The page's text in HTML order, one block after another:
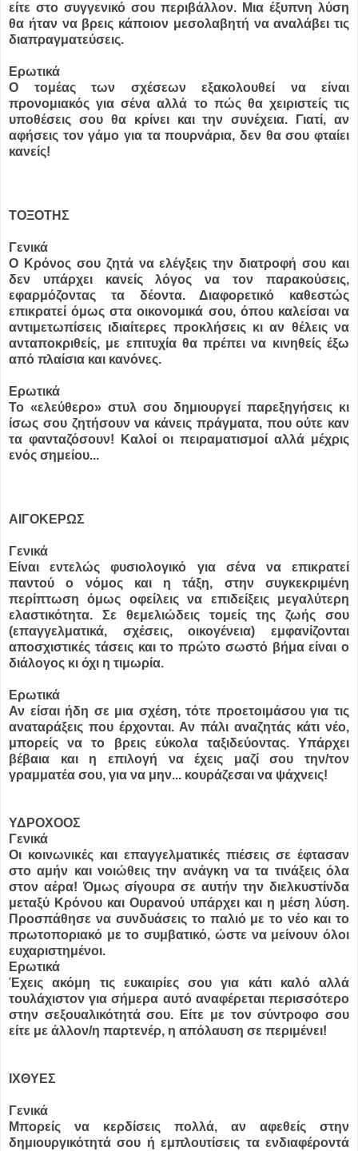
είτε στο συγγενικό σου περιβάλλον. Μια έξυπνη λύση
θα ήταν να βρεις κάποιον μεσολαβητή να αναλάβει τις
διαπραγματεύσεις.
Ερωτικά
Ο τομέας των σχέσεων εξακολουθεί να είναι
προνομιακός για σένα αλλά το πώς θα χειριστείς τις
υποθέσεις σου θα κρίνει και την συνέχεια. Γιατί, αν
αφήσεις τον γάμο για τα πουρνάρια, δεν θα σου φταίει
κανείς!
ΤΟΞΟΤΗΣ
Γενικά
Ο Κρόνος σου ζητά να ελέγξεις την διατροφή σου και
δεν υπάρχει κανείς λόγος να τον παρακούσεις,
εφαρμόζοντας τα δέοντα. Διαφορετικό καθεστώς
επικρατεί όμως στα οικονομικά σου, όπου καλείσαι να
αντιμετωπίσεις ιδιαίτερες προκλήσεις κι αν θέλεις να
ανταποκριθείς, με επιτυχία θα πρέπει να κινηθείς έξω
από πλαίσια και κανόνες.
Ερωτικά
Το «ελεύθερο» στυλ σου δημιουργεί παρεξηγήσεις κι
ίσως σου ζητήσουν να κάνεις πράγματα, που ούτε καν
τα φανταζόσουν! Καλοί οι πειραματισμοί αλλά μέχρις
ενός σημείου...
ΑΙΓΟΚΕΡΩΣ
Γενικά
Είναι εντελώς φυσιολογικό για σένα να επικρατεί
παντού ο νόμος και η τάξη, στην συγκεκριμένη
περίπτωση όμως οφείλεις να επιδείξεις μεγαλύτερη
ελαστικότητα. Σε θεμελιώδεις τομείς της ζωής σου
(επαγγελματικά, σχέσεις, οικογένεια) εμφανίζονται
αποσχιστικές τάσεις και το πρώτο σωστό βήμα είναι ο
διάλογος κι όχι η τιμωρία.
Ερωτικά
Αν είσαι ήδη σε μια σχέση, τότε προετοιμάσου για τις
αναταράξεις που έρχονται. Αν πάλι αναζητάς κάτι νέο,
μπορείς να το βρεις εύκολα ταξιδεύοντας. Υπάρχει
βέβαια και η επιλογή να έχεις μαζί σου την/τον
γραμματέα σου, για να μην... κουράζεσαι να ψάχνεις!
ΥΔΡΟΧΟΟΣ
Γενικά
Οι κοινωνικές και επαγγελματικές πιέσεις σε έφτασαν
στο αμήν και νοιώθεις την ανάγκη να τα τινάξεις όλα
στον αέρα! Όμως σίγουρα σε αυτήν την διελκυστίνδα
μεταξύ Κρόνου και Ουρανού υπάρχει και η μέση λύση.
Προσπάθησε να συνδυάσεις το παλιό με το νέο και το
πρωτοποριακό με το συμβατικό, ώστε να μείνουν όλοι
ευχαριστημένοι.
Ερωτικά
Έχεις ακόμη τις ευκαιρίες σου για κάτι καλό αλλά
τουλάχιστον για σήμερα αυτό αναφέρεται περισσότερο
στην σεξουαλικότητά σου. Είτε με τον σύντροφο σου
είτε με άλλον/η παρτενέρ, η απόλαυση σε περιμένει!
ΙΧΘYΕΣ
Γενικά
Μπορείς να κερδίσεις πολλά, αν αφεθείς στην
δημιουργικότητά σου ή εμπλουτίσεις τα ενδιαφέροντά